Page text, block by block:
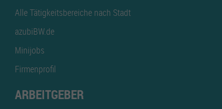
Alle Tätigkeitsbereiche nach Stadt
azubiBW.de
Minijobs
Firmenprofil
ARBEITGEBER